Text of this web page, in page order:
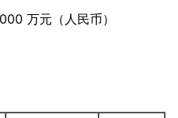
万元（人民币）